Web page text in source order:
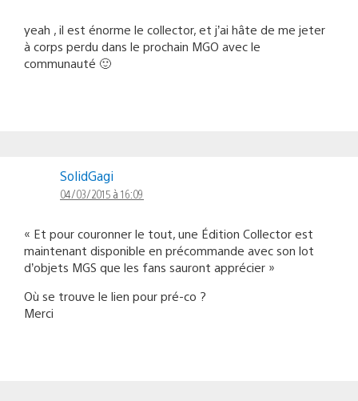
yeah , il est énorme le collector, et j’ai hâte de me jeter
à corps perdu dans le prochain MGO avec le
communauté 🙂
SolidGagi
04/03/2015 à 16:09
« Et pour couronner le tout, une Édition Collector est
maintenant disponible en précommande avec son lot
d’objets MGS que les fans sauront apprécier »
Où se trouve le lien pour pré-co ?
Merci